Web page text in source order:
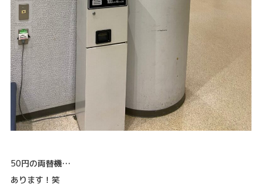
50円の両替機…
あります！笑